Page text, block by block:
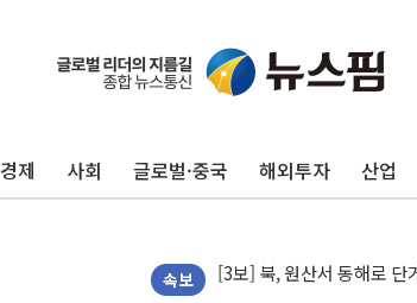
경제 사회 글로벌·중국 해외투자 산업
속보
[인도증시] 중동 긴장 완화